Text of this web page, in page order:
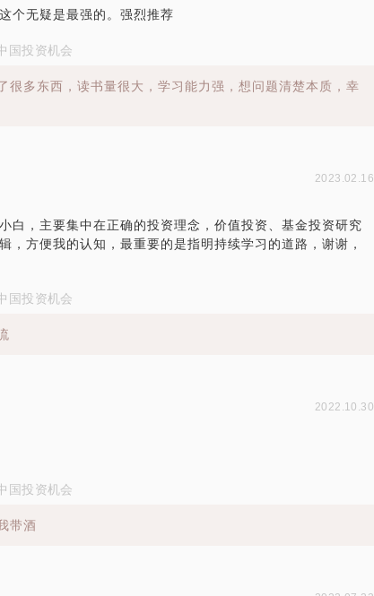
个无疑是最强的。强烈推荐
国投资机会
很多东西，读书量很大，学习能力强，想问题清楚本质，幸
2023.02.16
白，主要集中在正确的投资理念，价值投资、基金投资研究
，方便我的认知，最重要的是指明持续学习的道路，谢谢，
国投资机会
2022.10.30
国投资机会
带酒